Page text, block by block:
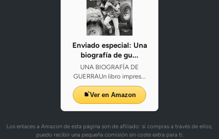
Enviado especial: Una
biografía de gu...
UNA BIOGRAFÍA DE
GUERRAUn libro impres...
Ver en Amazon
Los enlaces a Amazon de esta página son de afiliado: si compras a través de ellos,
puedo recibir una pequeña comisión sin coste extra para ti.